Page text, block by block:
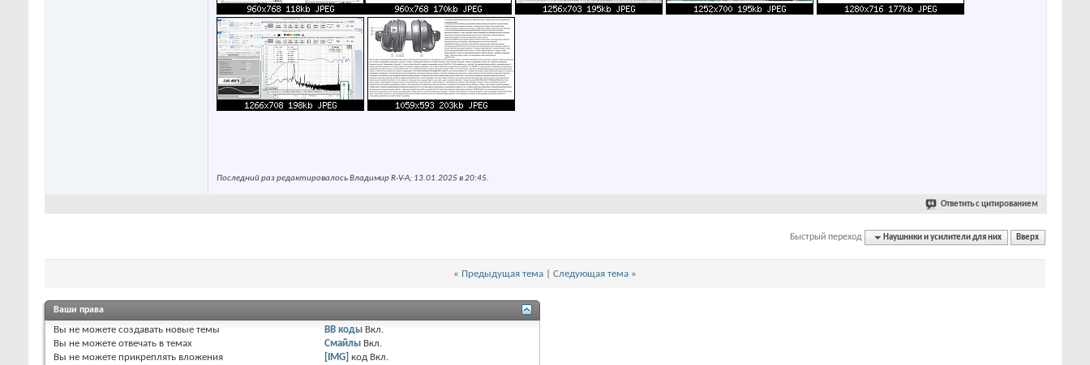
Последний раз редактировалось Владимир R-V-A; 13.01.2025 в20:45.
Ответить с цитированием
Быстрый переход Наушники и усилители для них Вверх
« Предыдущая тема Следующая тема »
Ваши права
Вы не можете создавать новые темы
Вы не можете отвечать в темах
Вы не можете прикреплять вложения
BB коды Вкл.
Смайлы Вкл.
[IMG] код Вкл.